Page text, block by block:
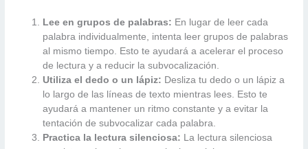
Lee en grupos de palabras: En lugar de leer cada
palabra individualmente, intenta leer grupos de palabras
al mismo tiempo. Esto te ayudará a acelerar el proceso
de lectura y a reducir la subvocalización.
Utiliza el dedo o un lápiz: Desliza tu dedo o un lápiz a
lo largo de las líneas de texto mientras lees. Esto te
ayudará a mantener un ritmo constante y a evitar la
tentación de subvocalizar cada palabra.
Practica la lectura silenciosa: La lectura silenciosa